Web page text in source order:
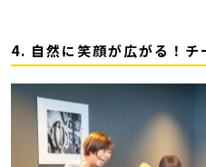
4. 自然に笑顔が広がる！チ